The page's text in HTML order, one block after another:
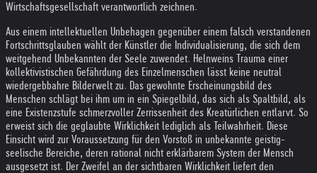
Wirtschaftsgesellschaft verantwortlich zeichnen.
Aus einem intellektuellen Unbehagen gegenüber einem falsch verstandenen
Fortschrittsglauben wählt der Künstler die Individualisierung, die sich dem
weitgehend Unbekannten der Seele zuwendet. Helnweins Trauma einer
kollektivistischen Gefährdung des Einzelmenschen lässt keine neutral
wiedergebbahre Bilderwelt zu. Das gewohnte Erscheinungsbild des
Menschen schlägt bei ihm um in ein Spiegelbild, das sich als Spaltbild, als
eine Existenzstufe schmerzvoller Zerrissenheit des Kreatürlichen entlarvt. So
erweist sich die geglaubte Wirklichkeit lediglich als Teilwahrheit. Diese
Einsicht wird zur Voraussetzung für den Vorstoß in unbekannte geistig-
seelische Bereiche, deren rational nicht erklärbarem System der Mensch
ausgesetzt ist. Der Zweifel an der sichtbaren Wirklichkeit liefert den